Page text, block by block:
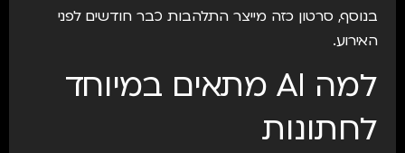
בנוסף, סרטון כזה מייצר התלהבות כבר חודשים לפני
האירוע.
למה AI מתאים במיוחד
לחתונות